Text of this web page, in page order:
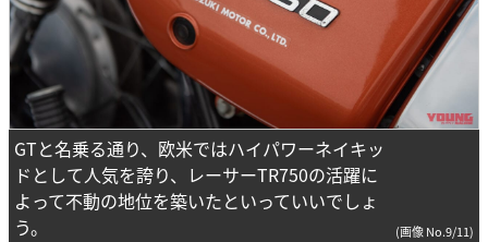
GTと名乗る通り、欧米ではハイパワーネイキッ
ドとして人気を誇り、レーサーTR750の活躍に
よって不動の地位を築いたといっていいでしょ
う。
(画像 No.9/11)